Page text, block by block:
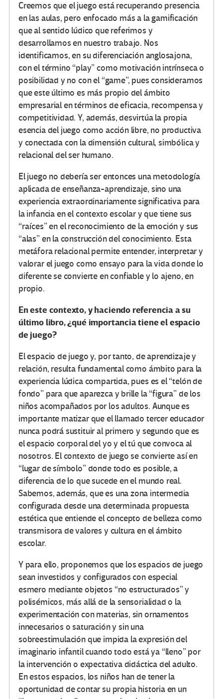
Creemos que el juego está recuperando presencia
en las aulas, pero enfocado más a la gamificación
que al sentido lúdico que referimos y
desarrollamos en nuestro trabajo. Nos
identificamos, en su diferenciación anglosajona,
con el término “play” como motivación intrínseca o
posibilidad y no con el “game”, pues consideramos
que este último es más propio del ámbito
empresarial en términos de eficacia, recompensa y
competitividad. Y, además, desvirtúa la propia
esencia del juego como acción libre, no productiva
y conectada con la dimensión cultural, simbólica y
relacional del ser humano.
El juego no debería ser entonces una metodología
aplicada de enseñanza-aprendizaje, sino una
experiencia extraordinariamente significativa para
la infancia en el contexto escolar y que tiene sus
“raíces” en el reconocimiento de la emoción y sus
“alas” en la construcción del conocimiento. Esta
metáfora relacional permite entender, interpretar y
valorar el juego como ensayo para la vida donde lo
diferente se convierte en confiable y lo ajeno, en
propio.
En este contexto, y haciendo referencia a su
último libro, ¿qué importancia tiene el espacio
de juego?
El espacio de juego y, por tanto, de aprendizaje y
relación, resulta fundamental como ámbito para la
experiencia lúdica compartida, pues es el “telón de
fondo” para que aparezca y brille la “figura” de los
niños acompañados por los adultos. Aunque es
importante matizar que el llamado tercer educador
nunca podrá sustituir al primero y segundo que es
el espacio corporal del yo y el tú que convoca al
nosotros. El contexto de juego se convierte así en
“lugar de símbolo” donde todo es posible, a
diferencia de lo que sucede en el mundo real.
Sabemos, además, que es una zona intermedia
configurada desde una determinada propuesta
estética que entiende el concepto de belleza como
transmisora de valores y cultura en el ámbito
escolar.
Y para ello, proponemos que los espacios de juego
sean investidos y configurados con especial
esmero mediante objetos “no estructurados” y
polisémicos, más allá de la sensorialidad o la
experimentación con materias, sin ornamentos
innecesarios o saturación y sin una
sobreestimulación que impida la expresión del
imaginario infantil cuando todo está ya “lleno” por
la intervención o expectativa didáctica del adulto.
En estos espacios, los niños han de tener la
oportunidad de contar su propia historia en un